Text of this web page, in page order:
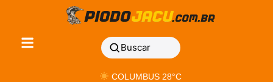
Buscar
COLUMBUS 28°C